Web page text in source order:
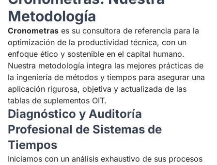
Metodología
Cronometras es su consultora de referencia para la
optimización de la productividad técnica, con un
enfoque ético y sostenible en el capital humano.
Nuestra metodología integra las mejores prácticas de
la ingeniería de métodos y tiempos para asegurar una
aplicación rigurosa, objetiva y actualizada de las
tablas de suplementos OIT.
Diagnóstico y Auditoría
Profesional de Sistemas de
Tiempos
Iniciamos con un análisis exhaustivo de sus procesos